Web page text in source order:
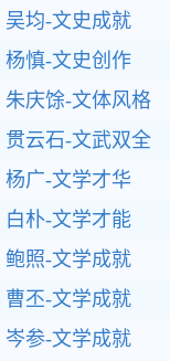
吴均-文史成就
杨慎-文史创作
朱庆馀-文体风格
贯云石-文武双全
杨广-文学才华
白朴-文学才能
鲍照-文学成就
曹丕-文学成就
岑参-文学成就